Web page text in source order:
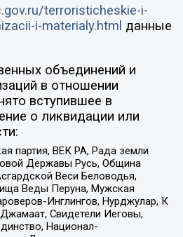
terroristicheskie-i-
i-materialy.html данные
объединений и
в отношении
вступившее в
о ликвидации или
партия, ВЕК РА, Рада земли
Державы Русь, Община
Веси Беловодья,
Веды Перуна, Мужская
Инглингов, Нурджулар, К
Свидетели Иеговы,
Национал-